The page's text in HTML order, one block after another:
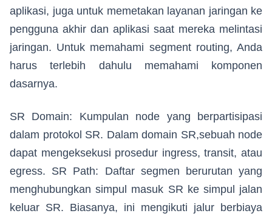
aplikasi, juga untuk memetakan layanan jaringan ke
pengguna akhir dan aplikasi saat mereka melintasi
jaringan. Untuk memahami segment routing, Anda
harus terlebih dahulu memahami komponen
dasarnya.
SR Domain: Kumpulan node yang berpartisipasi
dalam protokol SR. Dalam domain SR,sebuah node
dapat mengeksekusi prosedur ingress, transit, atau
egress. SR Path: Daftar segmen berurutan yang
menghubungkan simpul masuk SR ke simpul jalan
keluar SR. Biasanya, ini mengikuti jalur berbiaya